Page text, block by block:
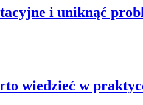
i uniknąć
wiedzieć w